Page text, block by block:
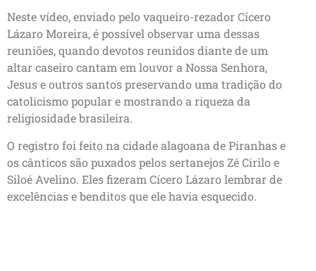
Neste vídeo, enviado pelo vaqueiro-rezador Cícero
Lázaro Moreira, é possível observar uma dessas
reuniões, quando devotos reunidos diante de um
altar caseiro cantam em louvor a Nossa Senhora,
Jesus e outros santos preservando uma tradição do
catolicismo popular e mostrando a riqueza da
religiosidade brasileira.
O registro foi feito na cidade alagoana de Piranhas e
os cânticos são puxados pelos sertanejos Zé Cirilo e
Siloé Avelino. Eles fizeram Cícero Lázaro lembrar de
excelências e benditos que ele havia esquecido.